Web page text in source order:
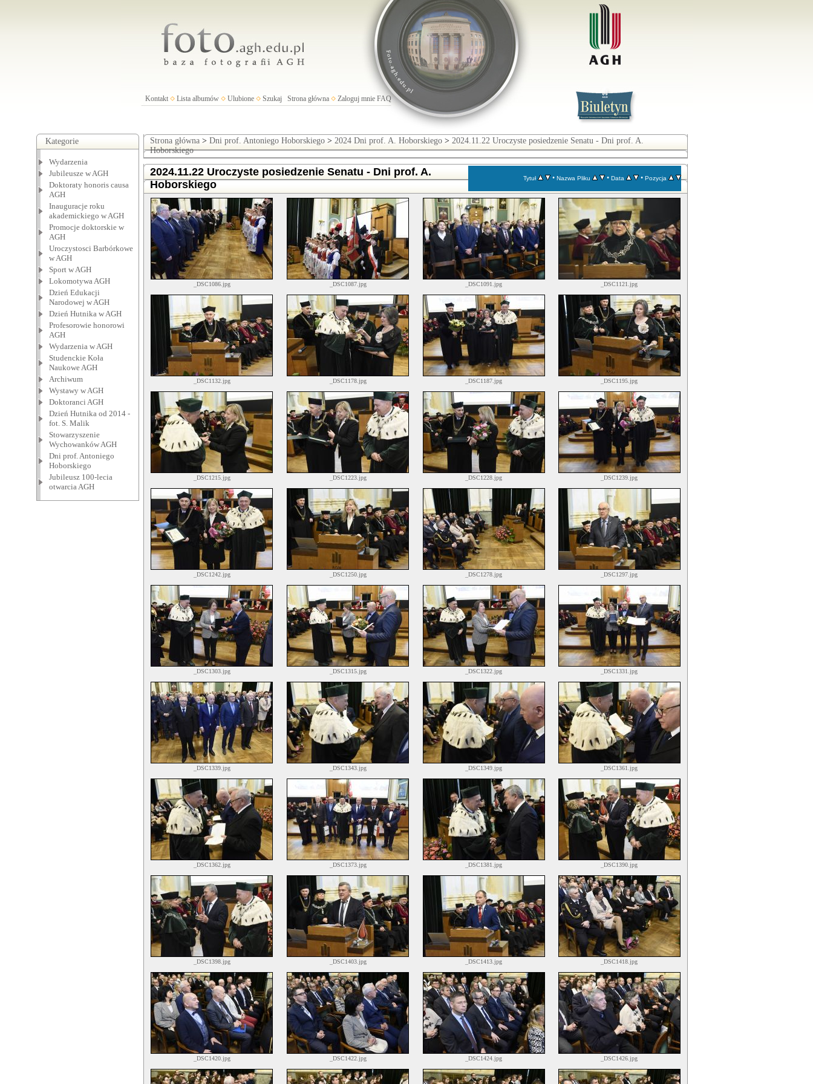
Kontakt Lista albumów Ulubione Szukaj Strona główna Zaloguj mnie FAQ
Kategorie
Wydarzenia
Jubileusze w AGH
Doktoraty honoris causa
AGH
Inauguracje roku
akademickiego w AGH
Promocje doktorskie w
AGH
Uroczystosci Barbórkowe
w AGH
Sport w AGH
Lokomotywa AGH
Dzień Edukacji
Narodowej w AGH
Dzień Hutnika w AGH
Profesorowie honorowi
AGH
Wydarzenia w AGH
Studenckie Koła
Naukowe AGH
Archiwum
Wystawy w AGH
Doktoranci AGH
Dzień Hutnika od 2014 -
fot. S. Malik
Stowarzyszenie
Wychowanków AGH
Dni prof. Antoniego
Hoborskiego
Jubileusz 100-lecia
otwarcia AGH
Strona główna> Dni prof. Antoniego Hoborskiego> 2024 Dni prof. A. Hoborskiego> 2024.11.22 Uroczyste posiedzenie Senatu - Dni prof. A.
Hoborskiego
2024.11.22 Uroczyste posiedzenie Senatu - Dni prof. A.
Hoborskiego
Tytuł • Nazwa Pliku • Data • Pozycja
_DSC1086.jpg _DSC1087.jpg _DSC1091.jpg _DSC1121.jpg
_DSC1132.jpg _DSC1178.jpg _DSC1187.jpg _DSC1195.jpg
_DSC1215.jpg _DSC1223.jpg _DSC1228.jpg _DSC1239.jpg
_DSC1242.jpg _DSC1250.jpg _DSC1278.jpg _DSC1297.jpg
_DSC1303.jpg _DSC1315.jpg _DSC1322.jpg _DSC1331.jpg
_DSC1339.jpg _DSC1343.jpg _DSC1349.jpg _DSC1361.jpg
_DSC1362.jpg _DSC1373.jpg _DSC1381.jpg _DSC1390.jpg
_DSC1398.jpg _DSC1403.jpg _DSC1413.jpg _DSC1418.jpg
_DSC1420.jpg _DSC1422.jpg _DSC1424.jpg _DSC1426.jpg